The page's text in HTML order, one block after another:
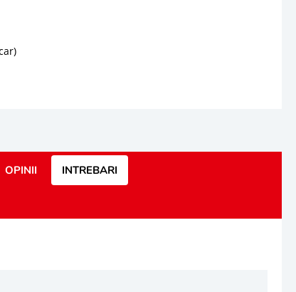
OPINII INTREBARI